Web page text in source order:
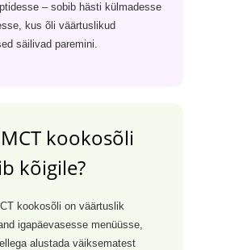
– sobib hästi külmadesse
kus õli väärtuslikud
säilivad paremini.
kookosõli
kõigile?
kookosõli on väärtuslik
igapäevasesse menüüsse,
alustada väiksematest